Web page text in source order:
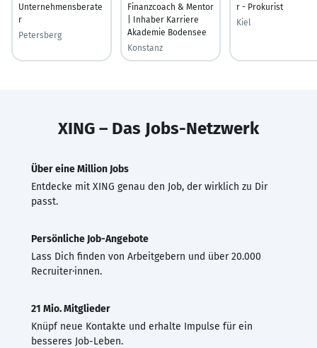
Unternehmensberate
r
Petersberg
Finanzcoach & Mentor
| Inhaber Karriere
Akademie Bodensee
Konstanz
r - Prokurist
Kiel
XING – Das Jobs-Netzwerk
Über eine Million Jobs
Entdecke mit XING genau den Job, der wirklich zu Dir
passt.
Persönliche Job-Angebote
Lass Dich finden von Arbeitgebern und über 20.000
Recruiter·innen.
21 Mio. Mitglieder
Knüpf neue Kontakte und erhalte Impulse für ein
besseres Job-Leben.